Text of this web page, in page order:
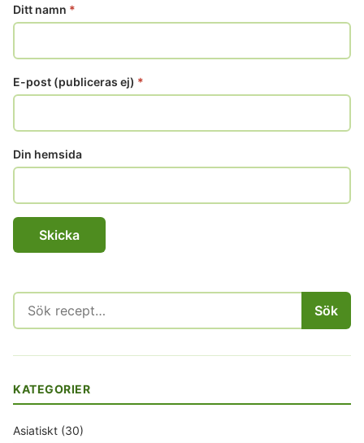
Ditt namn *
E-post (publiceras ej) *
Din hemsida
Sök
efter:
Sök
KATEGORIER
Asiatiskt (30)